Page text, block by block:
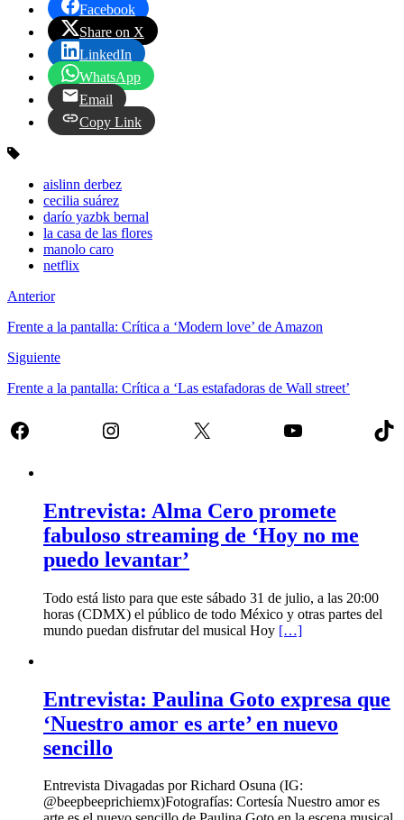
Facebook
Share on X
LinkedIn
WhatsApp
Email
Copy Link
aislinn derbez
cecilia suárez
darío yazbk bernal
la casa de las flores
manolo caro
netflix
Anterior
Frente a la pantalla: Crítica a ‘Modern love’ de Amazon
Siguiente
Frente a la pantalla: Crítica a ‘Las estafadoras de Wall street’
Facebook Instagram X YouTube
Entrevista: Alma Cero promete
fabuloso streaming de ‘Hoy no me
puedo levantar’
Todo está listo para que este sábado 31 de julio, a las 20:00
horas (CDMX) el público de todo México y otras partes del
mundo puedan disfrutar del musical Hoy […]
Entrevista: Paulina Goto expresa que
‘Nuestro amor es arte’ en nuevo
sencillo
Entrevista Divagadas por Richard Osuna (IG:
@beepbeeprichiemx)Fotografías: Cortesía Nuestro amor es